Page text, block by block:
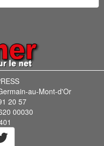
au-Mont-d'Or
20 57
00030